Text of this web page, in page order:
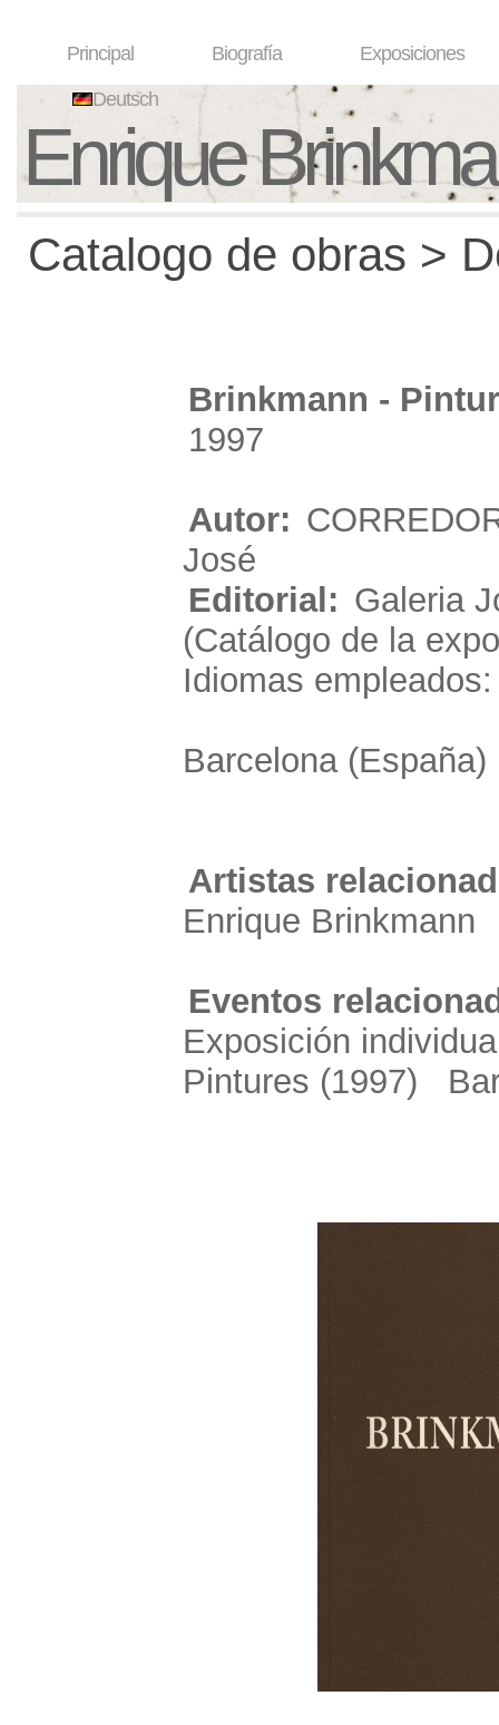
Principal Biografía Exposiciones
Deutsch
Enrique
Catalogo de obras >
Brinkmann -
1997
Autor:
José
Editorial: Galeria
(Catálogo de la
Idiomas
Barcelona (España)
Artistas
Enrique Brinkmann
Eventos
Exposición
Pintures (1997)